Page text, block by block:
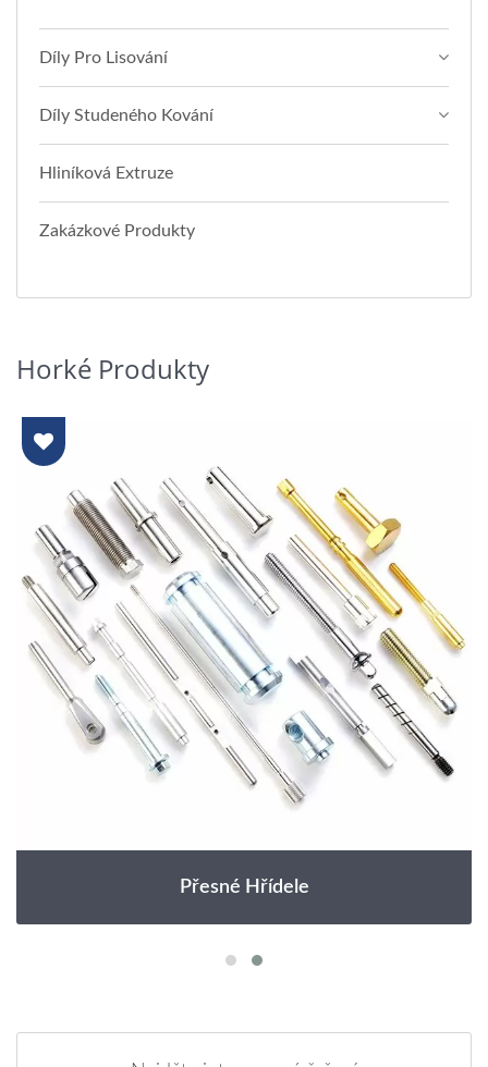
Díly Pro Lisování
Díly Studeného Kování
Hliníková Extruze
Zakázkové Produkty
Horké Produkty
Přesné Hřídele